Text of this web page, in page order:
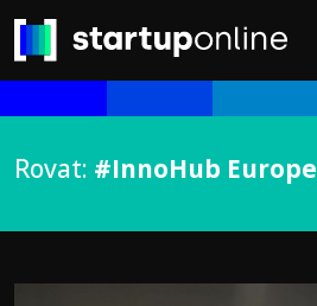
Rovat: #InnoHub Europe